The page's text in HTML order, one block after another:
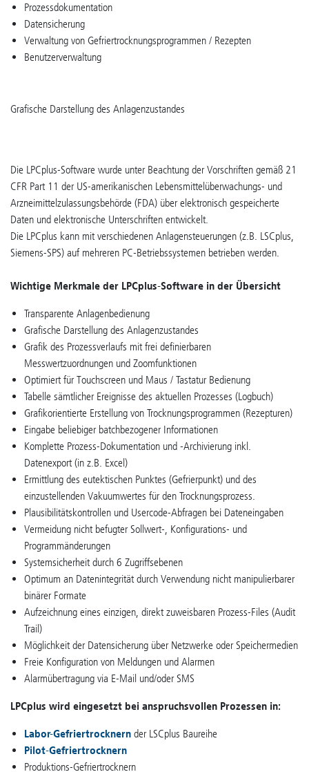
Grafische Darstellung des Anlagenzustandes
Prozessdokumentation
Datensicherung
Verwaltung von Gefriertrocknungsprogrammen / Rezepten
Benutzerverwaltung
Die LPCplus-Software wurde unter Beachtung der Vorschriften gemäß 21
CFR Part 11 der US-amerikanischen Lebensmittelüberwachungs- und
Arzneimittelzulassungsbehörde (FDA) über elektronisch gespeicherte
Daten und elektronische Unterschriften entwickelt.
Die LPCplus kann mit verschiedenen Anlagensteuerungen (z.B. LSCplus,
Siemens-SPS) auf mehreren PC-Betriebssystemen betrieben werden.
Wichtige Merkmale der LPCplus-Software in der Übersicht
Transparente Anlagenbedienung
Grafische Darstellung des Anlagenzustandes
Grafik des Prozessverlaufs mit frei definierbaren
Messwertzuordnungen und Zoomfunktionen
Optimiert für Touchscreen und Maus / Tastatur Bedienung
Tabelle sämtlicher Ereignisse des aktuellen Prozesses (Logbuch)
Grafikorientierte Erstellung von Trocknungsprogrammen (Rezepturen)
Eingabe beliebiger batchbezogener Informationen
Komplette Prozess-Dokumentation und -Archivierung inkl.
Datenexport (in z.B. Excel)
Ermittlung des eutektischen Punktes (Gefrierpunkt) und des
einzustellenden Vakuumwertes für den Trocknungsprozess.
Plausibilitätskontrollen und Usercode-Abfragen bei Dateneingaben
Vermeidung nicht befugter Sollwert-, Konfigurations- und
Programmänderungen
Systemsicherheit durch 6 Zugriffsebenen
Optimum an Datenintegrität durch Verwendung nicht manipulierbarer
binärer Formate
Aufzeichnung eines einzigen, direkt zuweisbaren Prozess-Files (Audit
Trail)
Möglichkeit der Datensicherung über Netzwerke oder Speichermedien
Freie Konfiguration von Meldungen und Alarmen
Alarmübertragung via E-Mail und/oder SMS
LPCplus wird eingesetzt bei anspruchsvollen Prozessen in:
Labor-Gefriertrocknern der LSCplus Baureihe
Pilot-Gefriertrocknern
Produktions-Gefriertrocknern